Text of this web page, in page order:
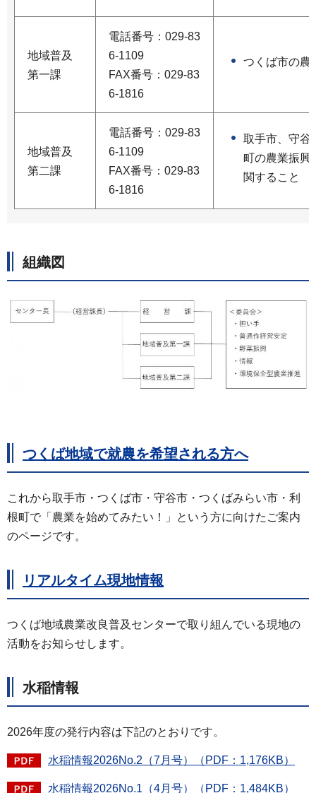
地域普及
第一課
電話番号：029-83
6-1109
FAX番号：029-83
6-1816
つくば市の農
地域普及
第二課
電話番号：029-83
6-1109
FAX番号：029-83
6-1816
取手市、守谷
町の農業振興
関すること
組織図
つくば地域で就農を希望される方へ
これから取手市・つくば市・守谷市・つくばみらい市・利
根町で「農業を始めてみたい！」という方に向けたご案内
のページです。
リアルタイム現地情報
つくば地域農業改良普及センターで取り組んでいる現地の
活動をお知らせします。
水稲情報
2026年度の発行内容は下記のとおりです。
水稲情報2026No.2（7月号）（PDF：1,176KB）
水稲情報2026No.1（4月号）（PDF：1,484KB）